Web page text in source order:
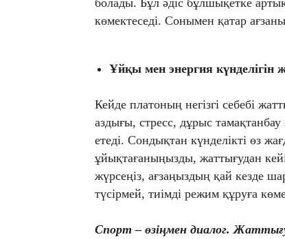
көмектеседі. Сонымен қатар
Ұйқы мен энергия күнделігін
Кейде платоның негізгі себебі
аздығы, стресс, дұрыс
етеді. Сондықтан күнделікті өз
ұйықтағаныңызды, жаттығудан
жүрсеңіз, ағзаңыздың қай кезде
түсірмей, тиімді режим құруға
Спорт – өзіңмен диалог.